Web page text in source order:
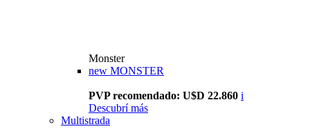
Monster
new MONSTER
PVP recomendado: U$D 22.860 i
Descubrí más
Multistrada